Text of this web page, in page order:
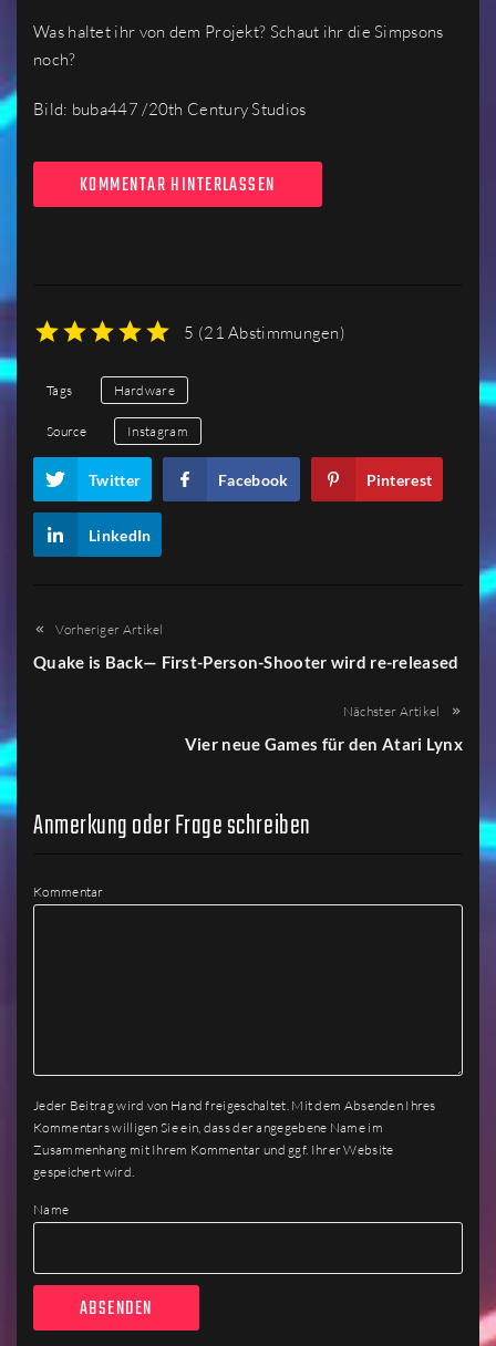
Was haltet ihr von dem Projekt? Schaut ihr die Simpsons
noch?
Bild: buba447 /20th Century Studios
KOMMENTAR HINTERLASSEN
5 (21 Abstimmungen)
Tags Hardware
Source Instagram
Twitter Facebook Pinterest
LinkedIn
Vorheriger Artikel
Quake is Back— First-Person-Shooter wird re-released
Nächster Artikel
Vier neue Games für den Atari Lynx
Anmerkung oder Frage schreiben
Kommentar
Jeder Beitrag wird von Hand freigeschaltet. Mit dem Absenden Ihres
Kommentars willigen Sie ein, dass der angegebene Name im
Zusammenhang mit Ihrem Kommentar und ggf. Ihrer Website
gespeichert wird.
Name